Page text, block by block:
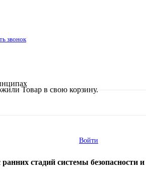
звонок
Товар в свою корзину.
Войти
стадий системы безопасности